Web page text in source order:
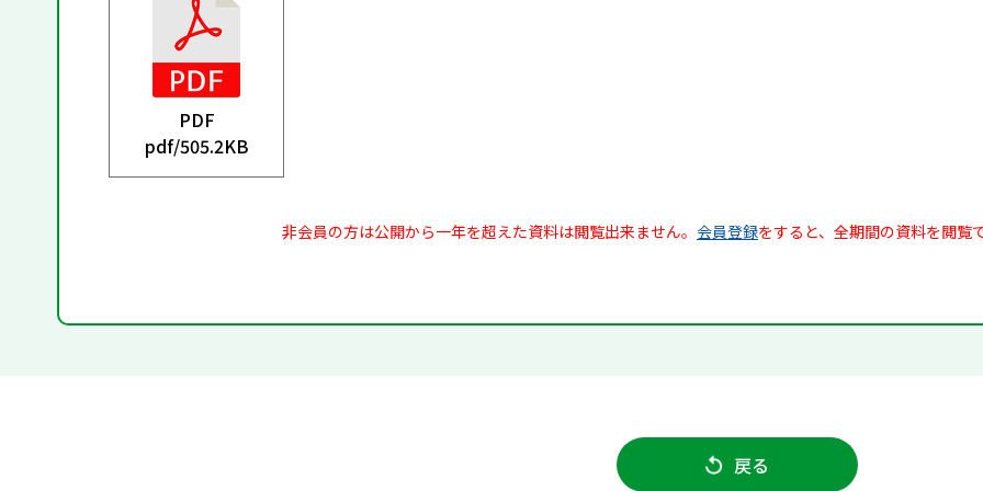
PDF
pdf/505.2KB
非会員の方は公開から一年を超えた資料は閲覧出来ません。 会員登録をすると、全期間の資料を閲覧
戻る